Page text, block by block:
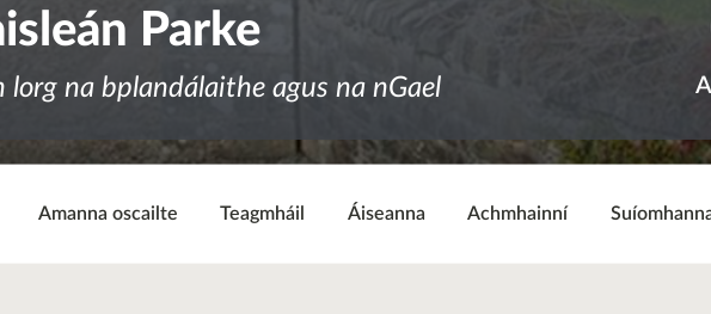
Parke
lorg na bplandálaithe agus na nGael
Amanna oscailte Teagmháil Áiseanna Achmhainní